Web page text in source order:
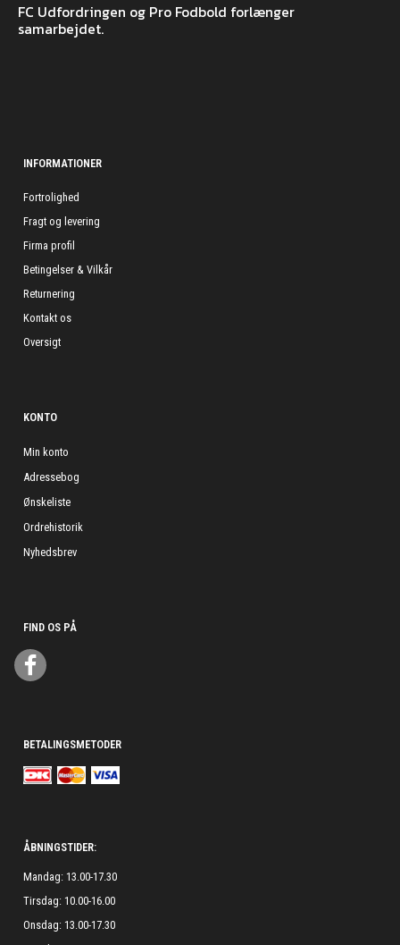
FC Udfordringen og Pro Fodbold forlænger
samarbejdet.
INFORMATIONER
Fortrolighed
Fragt og levering
Firma profil
Betingelser & Vilkår
Returnering
Kontakt os
Oversigt
KONTO
Min konto
Adressebog
Ønskeliste
Ordrehistorik
Nyhedsbrev
FIND OS PÅ
BETALINGSMETODER
ÅBNINGSTIDER:
Mandag: 13.00-17.30
Tirsdag: 10.00-16.00
Onsdag: 13.00-17.30